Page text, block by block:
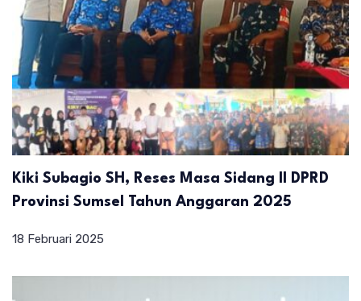
Kiki Subagio SH, Reses Masa Sidang II DPRD
Provinsi Sumsel Tahun Anggaran 2025
18 Februari 2025